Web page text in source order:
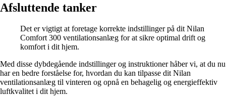
Afsluttende tanker
Det er vigtigt at foretage korrekte indstillinger på dit Nilan
Comfort 300 ventilationsanlæg for at sikre optimal drift og
komfort i dit hjem.
Med disse dybdegående indstillinger og instruktioner håber vi, at du nu
har en bedre forståelse for, hvordan du kan tilpasse dit Nilan
ventilationsanlæg til vinteren og opnå en behagelig og energieffektiv
luftkvalitet i dit hjem.